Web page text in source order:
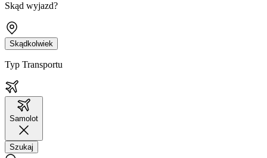
Skąd wyjazd?
Skądkolwiek
Typ Transportu
Samolot
Szukaj